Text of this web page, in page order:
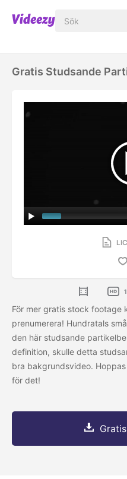
Gratis Studsande
För mer gratis stock footage
prenumerera! Hundratals
den här studsande
definition, skulle detta
bra bakgrundsvideo.
för det!